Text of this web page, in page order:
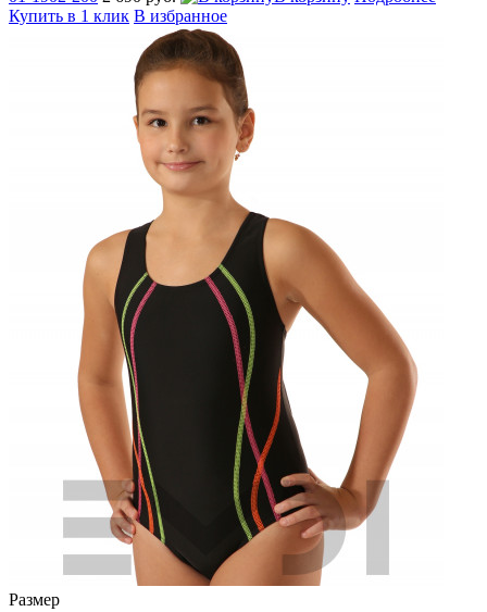
Купить в 1 клик В избранное
Размер